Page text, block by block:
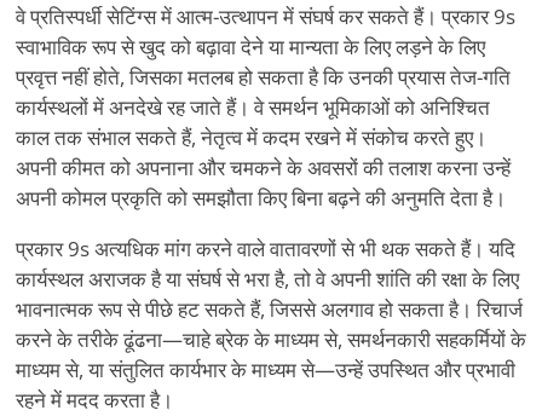
वे प्रतिस्पर्धी सेटिंग्स में आत्म-उत्थापन में संघर्ष कर सकते हैं। प्रकार 9s
स्वाभाविक रूप से खुद को बढ़ावा देने या मान्यता के लिए लड़ने के लिए
प्रवृत्त नहीं होते, जिसका मतलब हो सकता है कि उनकी प्रयास तेज-गति
कार्यस्थलों में अनदेखे रह जाते हैं। वे समर्थन भूमिकाओं को अनिश्चित
काल तक संभाल सकते हैं, नेतृत्व में कदम रखने में संकोच करते हुए।
अपनी कीमत को अपनाना और चमकने के अवसरों की तलाश करना उन्हें
अपनी कोमल प्रकृति को समझौता किए बिना बढ़ने की अनुमति देता है।
प्रकार 9s अत्यधिक मांग करने वाले वातावरणों से भी थक सकते हैं। यदि
कार्यस्थल अराजक है या संघर्ष से भरा है, तो वे अपनी शांति की रक्षा के लिए
भावनात्मक रूप से पीछे हट सकते हैं, जिससे अलगाव हो सकता है। रिचार्ज
करने के तरीके ढूंढना—चाहे ब्रेक के माध्यम से, समर्थनकारी सहकर्मियों के
माध्यम से, या संतुलित कार्यभार के माध्यम से—उन्हें उपस्थित और प्रभावी
रहने में मदद करता है।